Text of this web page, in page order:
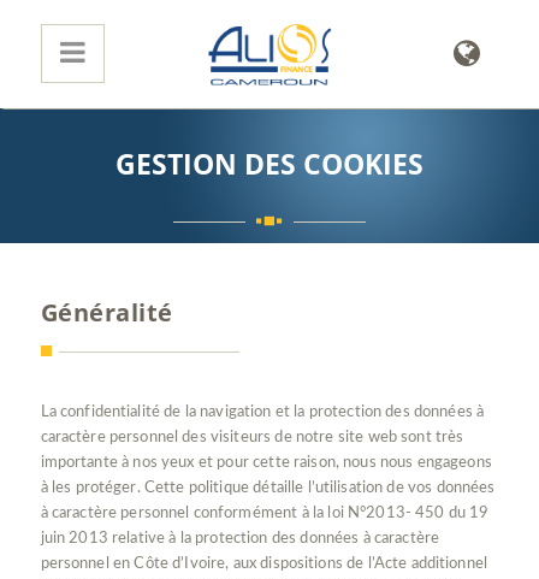
GESTION DES COOKIES
Généralité
La confidentialité de la navigation et la protection des données à
caractère personnel des visiteurs de notre site web sont très
importante à nos yeux et pour cette raison, nous nous engageons
à les protéger. Cette politique détaille l’utilisation de vos données
à caractère personnel conformément à la loi N°2013- 450 du 19
juin 2013 relative à la protection des données à caractère
personnel en Côte d’Ivoire, aux dispositions de l’Acte additionnel